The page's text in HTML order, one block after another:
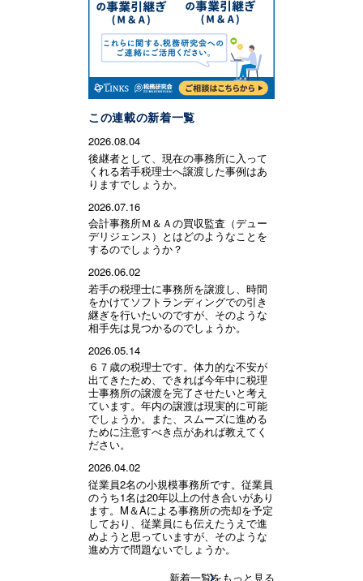
この連載の新着一覧
2026.08.04
後継者として、現在の事務所に入って
くれる若手税理士へ譲渡した事例はあ
りますでしょうか。
2026.07.16
会計事務所Ｍ＆Ａの買収監査（デュー
デリジェンス）とはどのようなことを
するのでしょうか？
2026.06.02
若手の税理士に事務所を譲渡し、時間
をかけてソフトランディングでの引き
継ぎを行いたいのですが、そのような
相手先は見つかるのでしょうか。
2026.05.14
６７歳の税理士です。体力的な不安が
出てきたため、できれば今年中に税理
士事務所の譲渡を完了させたいと考え
ています。年内の譲渡は現実的に可能
でしょうか。また、スムーズに進める
ために注意すべき点があれば教えてく
ださい。
2026.04.02
従業員2名の小規模事務所です。従業員
のうち1名は20年以上の付き合いがあり
ます。M＆Aによる事務所の売却を予定
しており、従業員にも伝えたうえで進
めようと思っていますが、そのような
進め方で問題ないでしょうか。
新着一覧をもっと見る